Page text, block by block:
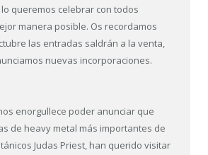
lo queremos celebrar con todos
manera posible. Os recordamos
las entradas saldrán a la venta,
nuevas incorporaciones.
enorgullece poder anunciar que
de heavy metal más importantes de
Judas Priest, han querido visitar